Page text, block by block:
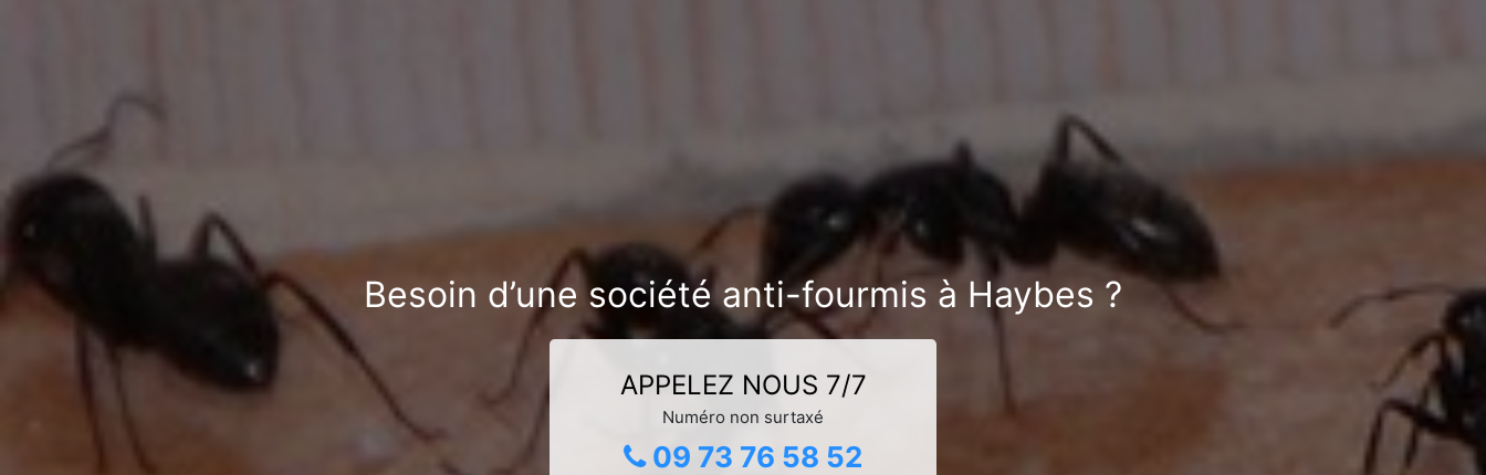
Besoin d’une société anti-fourmis à Haybes ?
APPELEZ NOUS 7/7
Numéro non surtaxé
09 73 76 58 52